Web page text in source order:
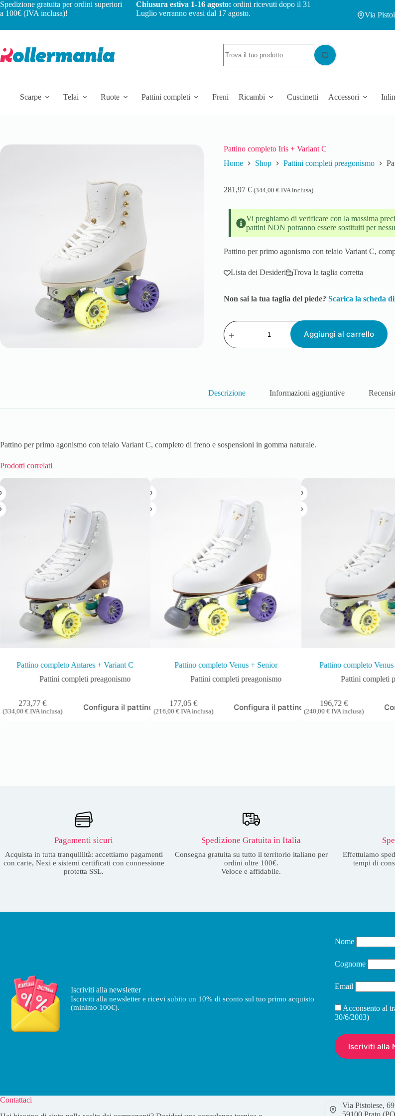
Spedizione gratuita per ordini superiori
a 100€ (IVA inclusa)!
Chiusura estiva 1-16 agosto: ordini ricevuti dopo il 31
Luglio verranno evasi dal 17 agosto.
Via
Scarpe Telai Ruote Pattini completi Freni Ricambi Cuscinetti Accessori
Pattino completo Iris + Variant C
Home
Shop Pattini completi preagonismo
281,97€ (344,00€ IVA inclusa)
Vi preghiamo di verificare con la massima
pattini NON potranno essere sostituiti per
Pattino per primo agonismo con telaio Variant C,
Lista dei Desideri Trova la taglia corretta
Non sai la tua taglia del piede?Scarica la scheda
Aggiungi al carrello
Descrizione Informazioni aggiuntive
Pattino per primo agonismo con telaio Variant C, completo di freno e sospensioni in gomma naturale.
Prodotti correlati
Pattino completo Antares + Variant C
Pattini completi preagonismo
273,77€
(334,00€ IVA inclusa) Configura il pattino
Pattino completo Venus + Senior
Pattini completi preagonismo
177,05 €
(216,00 €IVA inclusa) Configura il pattino
Pattino completo
Pattini completi
196,72€
(240,00€ IVA inclusa)
Pagamenti sicuri
Acquista in tutta tranquillità: accettiamo pagamenti
con carte, Nexi e sistemi certificati con connessione
protetta SSL.
Spedizione Gratuita in Italia
Consegna gratuita su tutto il territorio italiano per
ordini oltre 100€.
Veloce e affidabile.
Effettuiamo
tempi di
Iscriviti alla newsletter
Iscriviti alla newsletter e ricevi subito un 10% di sconto sul tuo primo acquisto
(minimo 100€).
Nome
Cognome
Email
Acconsento al
30/6/2003)
Contattaci
Via Pistoiese,
59100 Prato